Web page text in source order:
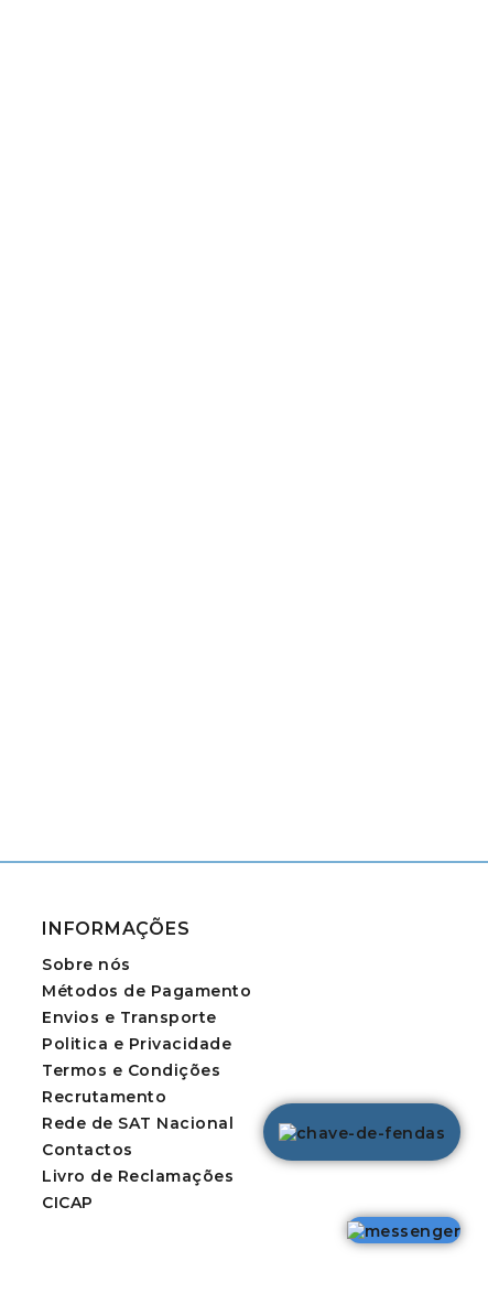
INFORMAÇÕES
Sobre nós
Métodos de Pagamento
Envios e Transporte
Politica e Privacidade
Termos e Condições
Recrutamento
Rede de SAT Nacional
Contactos
Livro de Reclamações
CICAP